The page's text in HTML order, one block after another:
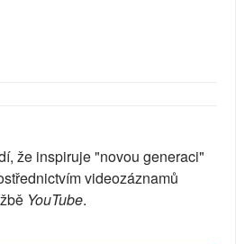
že inspiruje "novou generaci"
videozáznamů
YouTube.